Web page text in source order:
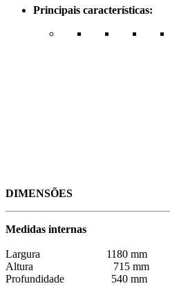
Principais características:
DIMENSÕES
Medidas
Largura 1180 mm
Altura 715 mm
Profundidade 540 mm